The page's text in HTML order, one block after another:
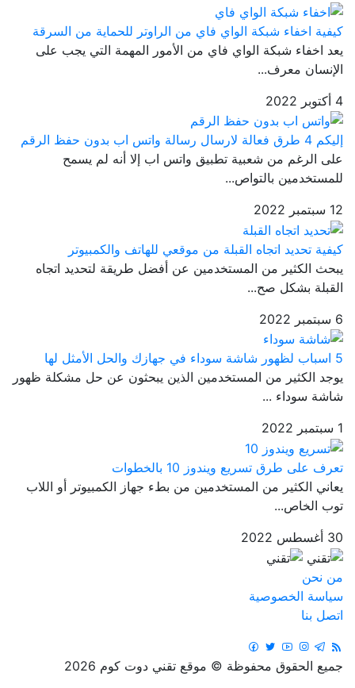
كيفية اخفاء شبكة الواي فاي من الراوتر للحماية من السرقة
يعد اخفاء شبكة الواي فاي من الأمور المهمة التي يجب على
الإنسان معرف...
4 أكتوبر 2022
إليكم 4 طرق فعالة لارسال رسالة واتس اب بدون حفظ الرقم
على الرغم من شعبية تطبيق واتس اب إلا أنه لم يسمح
للمستخدمين بالتواص...
12 سبتمبر 2022
كيفية تحديد اتجاه القبلة من موقعي للهاتف والكمبيوتر
يبحث الكثير من المستخدمين عن أفضل طريقة لتحديد اتجاه
القبلة بشكل صح...
6 سبتمبر 2022
5 اسباب لظهور شاشة سوداء في جهازك والحل الأمثل لها
يوجد الكثير من المستخدمين الذين يبحثون عن حل مشكلة ظهور
شاشة سوداء ...
1 سبتمبر 2022
تعرف على طرق تسريع ويندوز 10 بالخطوات
يعاني الكثير من المستخدمين من بطء جهاز الكمبيوتر أو اللاب
توب الخاص...
30 أغسطس 2022
من نحن
سياسة الخصوصية
اتصل بنا
جميع الحقوق محفوظة © موقع تقني دوت كوم 2026